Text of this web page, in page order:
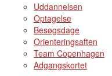
Uddannelsen
Optagelse
Besøgsdage
Orienteringsaften
Team Copenhagen
Adgangskortet